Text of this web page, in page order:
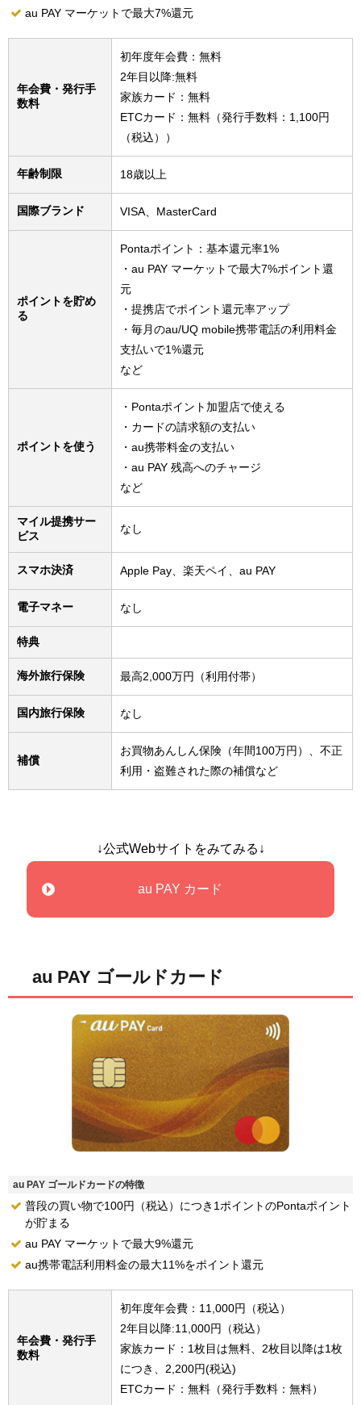
au PAY マーケットで最大7%還元
年会費・発行手
数料
初年度年会費：無料
2年目以降:無料
家族カード：無料
ETCカード：無料（発行手数料：1,100円
（税込））
年齢制限 18歳以上
国際ブランド VISA、MasterCard
ポイントを貯め
る
Pontaポイント：基本還元率1%
・au PAY マーケットで最大7%ポイント還
元
・提携店でポイント還元率アップ
・毎月のau/UQ mobile携帯電話の利用料金
支払いで1%還元
など
ポイントを使う
・Pontaポイント加盟店で使える
・カードの請求額の支払い
・au携帯料金の支払い
・au PAY 残高へのチャージ
など
マイル提携サー
ビス
なし
スマホ決済 Apple Pay、楽天ペイ、au PAY
電子マネー なし
特典
海外旅行保険 最高2,000万円（利用付帯）
国内旅行保険 なし
補償
お買物あんしん保険（年間100万円）、不正
利用・盗難された際の補償など
↓公式Webサイトをみてみる↓
au PAY カード
au PAY ゴールドカード
au PAY ゴールドカードの特徴
普段の買い物で100円（税込）につき1ポイントのPontaポイント
が貯まる
au PAY マーケットで最大9%還元
au携帯電話利用料金の最大11%をポイント還元
年会費・発行手
数料
初年度年会費：11,000円（税込）
2年目以降:11,000円（税込）
家族カード：1枚目は無料、2枚目以降は1枚
につき、2,200円(税込)
ETCカード：無料（発行手数料：無料）